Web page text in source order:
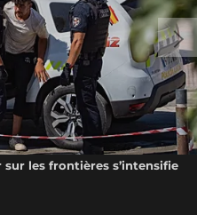
sur les frontières s’intensifie